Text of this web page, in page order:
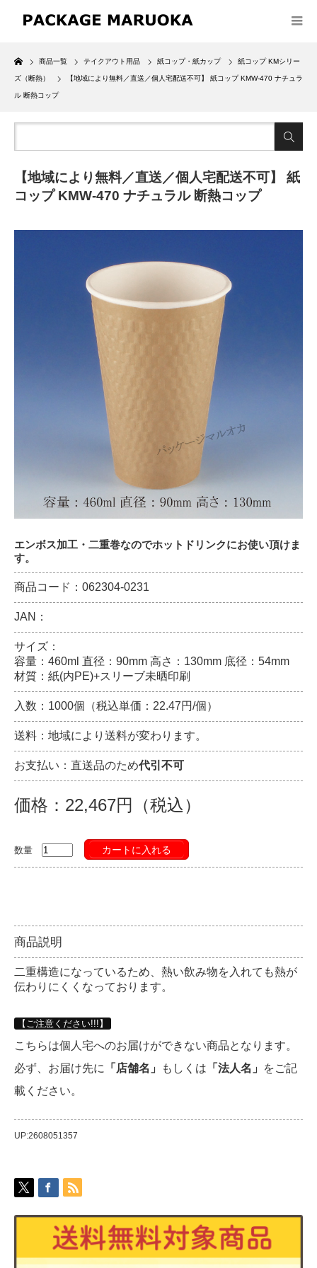
Home
商品一覧 テイクアウト用品 紙コップ・紙カップ 紙コップ KMシリー
ズ（断熱） 【地域により無料／直送／個人宅配送不可】 紙コップ KMW-470 ナチュラ
ル 断熱コップ
【地域により無料／直送／個人宅配送不可】 紙
コップ KMW-470 ナチュラル 断熱コップ
エンボス加工・二重巻なのでホットドリンクにお使い頂けま
す。
商品コード：062304-0231
JAN：
サイズ：
容量：460ml 直径：90mm 高さ：130mm 底径：54mm
材質：紙(内PE)+スリーブ未晒印刷
入数：1000個（税込単価：22.47円/個）
送料：地域により送料が変わります。
お支払い：直送品のため代引不可
価格：22,467円（税込）
数量 カートに入れる
商品説明
二重構造になっているため、熱い飲み物を入れても熱が
伝わりにくくなっております。
【ご注意ください!!!】
こちらは個人宅へのお届けができない商品となります。
必ず、お届け先に
「店舗名」 もしくは 「法人名」
をご記
載ください。
UP:2608051357